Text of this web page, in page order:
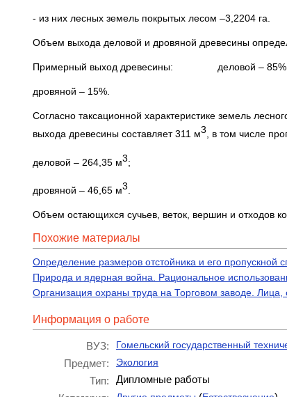
- из них лесных земель покрытых лесом –3,2204 га.
Объем выхода деловой и дровяной древесины
Примерный выход древесины: деловой –
дровяной – 15%.
Согласно таксационной характеристике земель
выхода древесины составляет 311 м3 , в том числе
деловой – 264,35 м3;
дровяной – 46,65 м3
Объем остающихся сучьев, веток, вершин и отходов
Похожие материалы
Определение размеров отстойника и его пропускной
Природа и ядерная война. Рациональное
Организация охраны труда на Торговом заводе. Лица,
Информация о работе
ВУЗ: Гомельский государственный
Предмет: Экология
Тип:
Дипломные работы